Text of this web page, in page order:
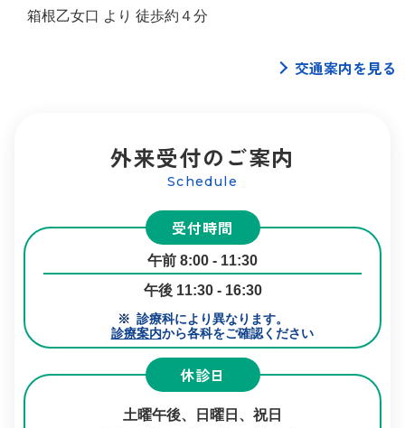
箱根乙女口 より 徒歩約４分
交通案内を見る
外来受付のご案内
Schedule
受付時間
午前 8:00 - 11:30
午後 11:30 - 16:30
診療科により異なります。
診療案内から各科をご確認ください
休診日
土曜午後、日曜日、祝日